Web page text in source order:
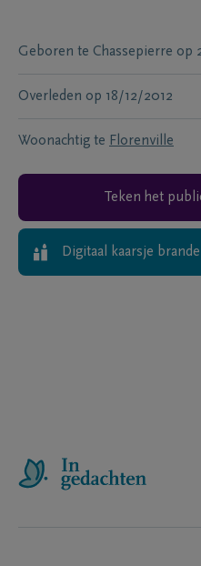
Geboren te Chassepierre op
Overleden op 18/12/2012
Woonachtig te Florenville
Teken het
Digitaal kaarsje